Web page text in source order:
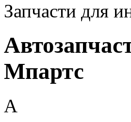
Запчасти для
Мпартс
A